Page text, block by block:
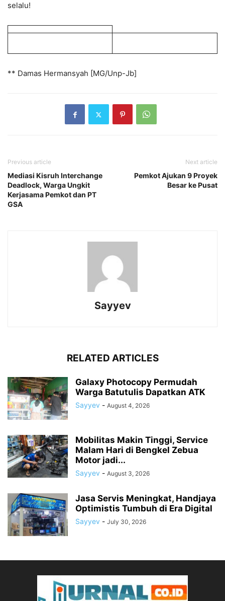
selalu!
** Damas Hermansyah [MG/Unp-Jb]
Previous article
Mediasi Kisruh Interchange
Deadlock, Warga Ungkit
Kerjasama Pemkot dan PT
GSA
Next article
Pemkot Ajukan 9 Proyek
Besar ke Pusat
Sayyev
RELATED ARTICLES
Galaxy Photocopy Permudah
Warga Batutulis Dapatkan ATK
Sayyev - August 4, 2026
Mobilitas Makin Tinggi, Service
Malam Hari di Bengkel Zebua
Motor jadi...
Sayyev - August 3, 2026
Jasa Servis Meningkat, Handjaya
Optimistis Tumbuh di Era Digital
Sayyev - July 30, 2026